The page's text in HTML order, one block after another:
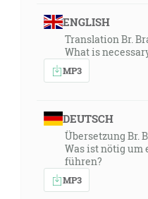
ENGLISH
Translation Br.
What is
MP3
DEUTSCH
Übersetzung Br.
Was ist nötig um
führen?
MP3